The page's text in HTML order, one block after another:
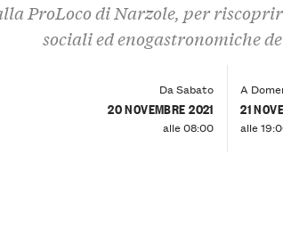
ProLoco di Narzole, per
sociali ed enogastronomiche
Da Sabato
20 NOVEMBRE 2021
alle 08:00
A
21
alle